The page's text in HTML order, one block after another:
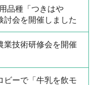
品種「つきはや
討会を開催しました
業技術研修会を開催
ビーで「牛乳を飲モ